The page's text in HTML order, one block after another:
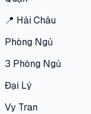
📍 Hải Châu
Phòng Ngủ
3 Phòng Ngủ
Đại Lý
Vy Tran